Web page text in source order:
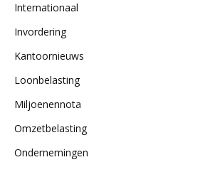
Internationaal
Invordering
Kantoornieuws
Loonbelasting
Miljoenennota
Omzetbelasting
Ondernemingen